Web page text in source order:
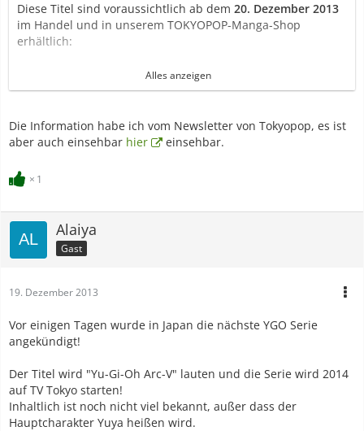
Diese Titel sind voraussichtlich ab dem 20. Dezember 2013
im Handel und in unserem TOKYOPOP-Manga-Shop
erhältlich:
Blood Lad, Band 8
Die rothaarige Schneeprinzessin, Band 9
Elfen Lied, Box 2
Gin Tama, Band 27
Gute Nacht, Punpun, Band 4
Kamisama Kiss, Band 10
Nah bei dir – Kimi ni todoke, Band 18
Resist Destiny, Band 2
Servamp, Band 3
Strobe Edge, Band 6
Sugar*Soldier, Band 4
Tales of Xillia – Side; Milla, Band 2
Von fünf bis neun, Band 4
Alles anzeigen
Die Information habe ich vom Newsletter von Tokyopop, es ist
aber auch einsehbar hier einsehbar.
1
Alaiya
Gast
19. Dezember 2013
Vor einigen Tagen wurde in Japan die nächste YGO Serie
angekündigt!
Der Titel wird "Yu-Gi-Oh Arc-V" lauten und die Serie wird 2014
auf TV Tokyo starten!
Inhaltlich ist noch nicht viel bekannt, außer dass der
Hauptcharakter Yuya heißen wird.